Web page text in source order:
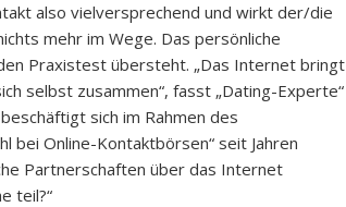
also vielversprechend und wirkt der/die
mehr im Wege. Das persönliche
Praxistest übersteht. „Das Internet bringt
selbst zusammen“, fasst „Dating-Experte“
sich im Rahmen des
bei Online-Kontaktbörsen“ seit Jahren
Partnerschaften über das Internet
teil?“